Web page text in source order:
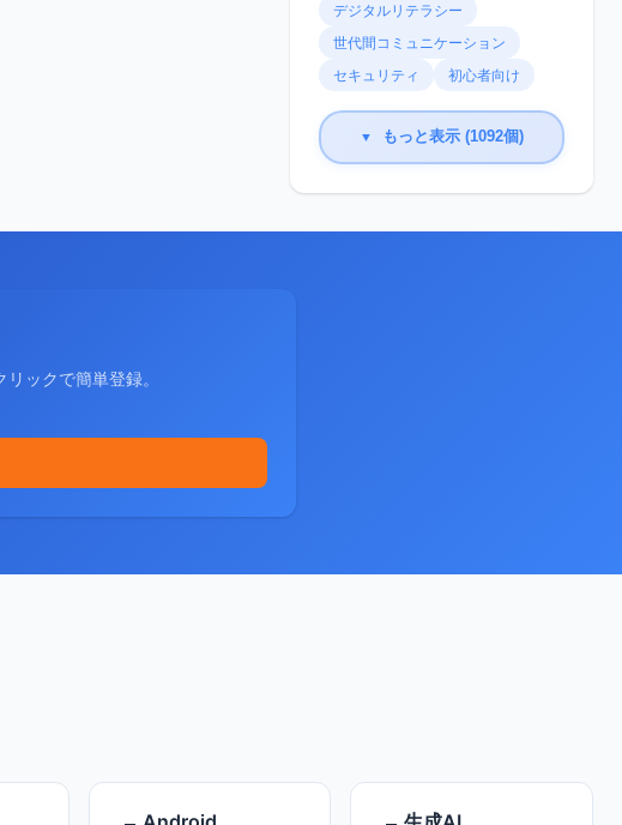
デジタルリテラシー
世代間コミュニケーション
セキュリティ
初心者向け
▼ もっと表示 (1092個)
ックで簡単登録。